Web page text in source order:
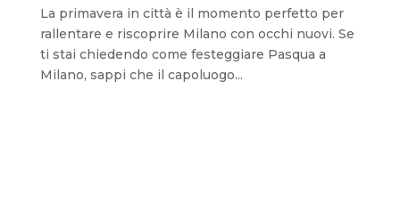
La primavera in città è il momento perfetto per
rallentare e riscoprire Milano con occhi nuovi. Se
ti stai chiedendo come festeggiare Pasqua a
Milano, sappi che il capoluogo...